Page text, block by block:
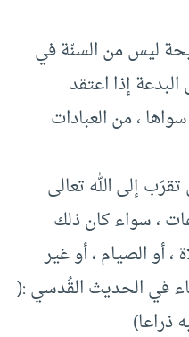
ليس من السنّة في
إذا اعتقد
، من العبادات
إلى الله تعالى
، سواء كان ذلك
، أو الصيام ، أو غير
في الحديث القُدسي :(
ذراعا)